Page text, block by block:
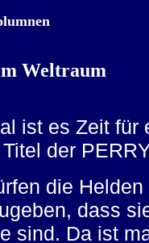
Weltraum
ist es Zeit für
der
die
dass
sind. Da ist